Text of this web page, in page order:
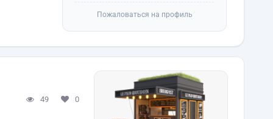
Пожаловаться на профиль
49 0